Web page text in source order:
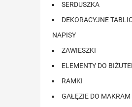
SERDUSZKA
DEKORACYJNE
NAPISY
ZAWIESZKI
ELEMENTY DO
RAMKI
GAŁĘZIE DO MAKRAM